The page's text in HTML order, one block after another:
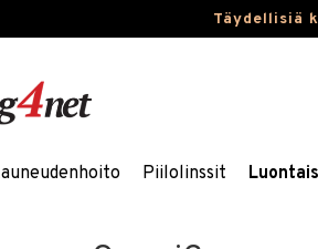
Täydellisiä
Piilolinssit